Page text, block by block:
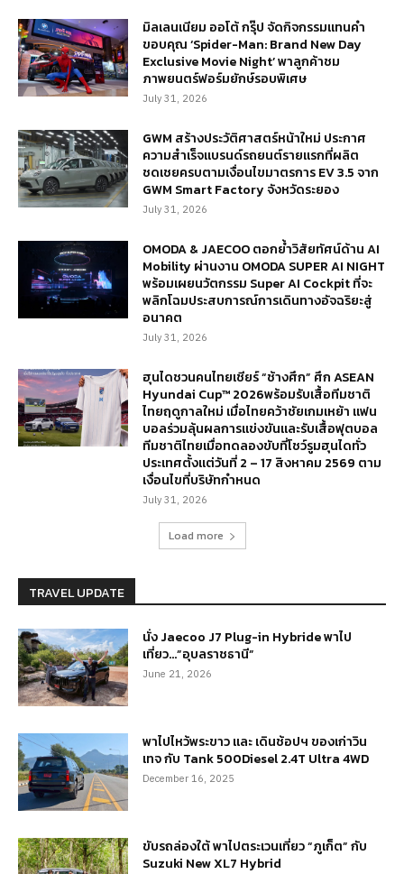
มิลเลนเนียม ออโต้ กรุ๊ป จัดกิจกรรมแทนคำ
ขอบคุณ ‘Spider-Man: Brand New Day
Exclusive Movie Night’ พาลูกค้าชม
ภาพยนตร์ฟอร์มยักษ์รอบพิเศษ
July 31, 2026
GWM สร้างประวัติศาสตร์หน้าใหม่ ประกาศ
ความสำเร็จแบรนด์รถยนต์รายแรกที่ผลิต
ชดเชยครบตามเงื่อนไขมาตรการ EV 3.5 จาก
GWM Smart Factory จังหวัดระยอง
July 31, 2026
OMODA & JAECOO ตอกย้ำวิสัยทัศน์ด้าน AI
Mobility ผ่านงาน OMODA SUPER AI NIGHT
พร้อมเผยนวัตกรรม Super AI Cockpit ที่จะ
พลิกโฉมประสบการณ์การเดินทางอัจฉริยะสู่
อนาคต
July 31, 2026
ฮุนไดชวนคนไทยเชียร์ “ช้างศึก” ศึก ASEAN
Hyundai Cup™ 2026พร้อมรับเสื้อทีมชาติ
ไทยฤดูกาลใหม่ เมื่อไทยคว้าชัยเกมเหย้า แฟน
บอลร่วมลุ้นผลการแข่งขันและรับเสื้อฟุตบอล
ทีมชาติไทยเมื่อทดลองขับที่โชว์รูมฮุนไดทั่ว
ประเทศตั้งแต่วันที่ 2 – 17 สิงหาคม 2569 ตาม
เงื่อนไขที่บริษัทกำหนด
July 31, 2026
Load more
TRAVEL UPDATE
นั่ง Jaecoo J7 Plug-in Hybride พาไป
เที่ยว…”อุบลราชธานี”
June 21, 2026
พาไปไหว้พระขาว และ เดินช้อปฯ ของเก่าวิน
เทจ กับ Tank 500Diesel 2.4T Ultra 4WD
December 16, 2025
ขับรถล่องใต้ พาไปตระเวนเที่ยว “ภูเก็ต” กับ
Suzuki New XL7 Hybrid